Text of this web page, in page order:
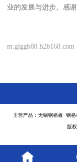
业的发展与进步。感
m.glggb88.b2b168.com
主营产品：无锡钢格板 钢
版